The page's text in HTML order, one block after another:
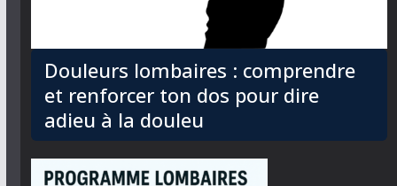
Douleurs lombaires : comprendre
et renforcer ton dos pour dire
adieu à la douleu